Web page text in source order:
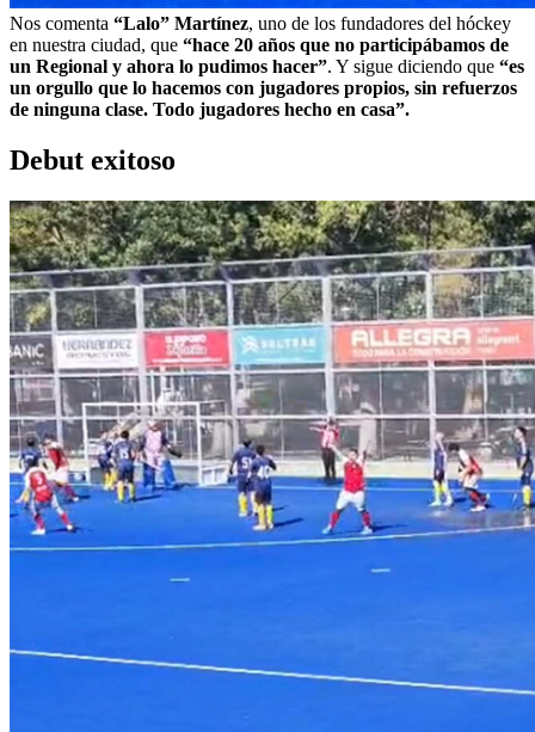
Nos comenta “Lalo” Martínez, uno de los fundadores del hóckey
en nuestra ciudad, que “hace 20 años que no participábamos de
un Regional y ahora lo pudimos hacer”. Y sigue diciendo que “es
un orgullo que lo hacemos con jugadores propios, sin refuerzos
de ninguna clase. Todo jugadores hecho en casa”.
Debut exitoso